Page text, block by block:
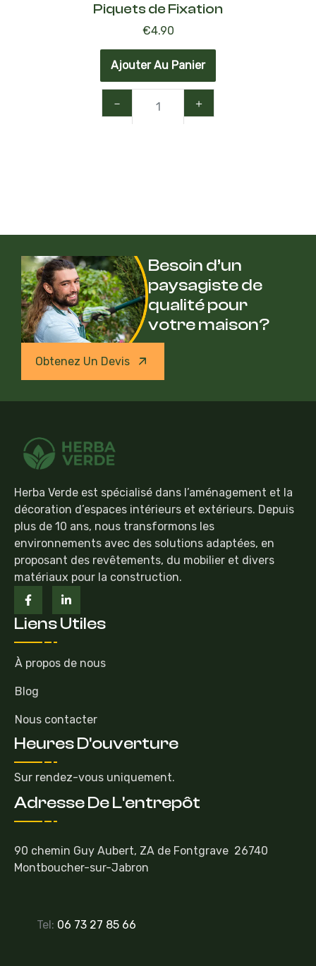
Piquets de Fixation
€4.90
Ajouter Au Panier
－ ＋
Besoin d’un
paysagiste de
qualité pour
votre maison?
Obtenez Un Devis
Herba Verde est spécialisé dans l’aménagement et la
décoration d’espaces intérieurs et extérieurs. Depuis
plus de 10 ans, nous transformons les
environnements avec des solutions adaptées, en
proposant des revêtements, du mobilier et divers
matériaux pour la construction.
Liens Utiles
À propos de nous
Blog
Nous contacter
Heures D'ouverture
Sur rendez-vous uniquement.
Adresse De L'entrepôt
90 chemin Guy Aubert, ZA de Fontgrave 26740
Montboucher-sur-Jabron
Tel: 06 73 27 85 66